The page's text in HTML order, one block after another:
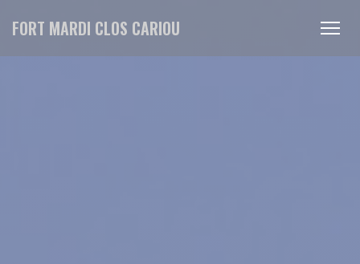
FORT MARDI CLOS CARIOU